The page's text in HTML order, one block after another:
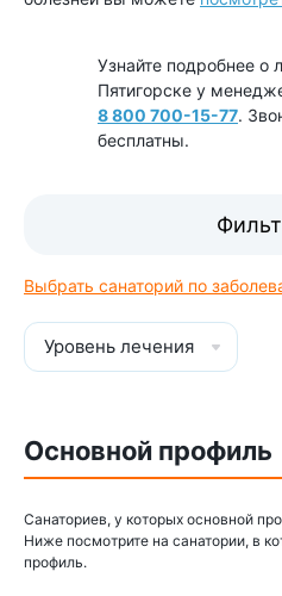
Узнайте подробнее о
Пятигорске у
8 800 700-15-77.
бесплатны.
Выбрать санаторий по
Уровень лечения
Основной профиль
Санаториев, у которых основной
Ниже посмотрите на санатории, в
профиль.